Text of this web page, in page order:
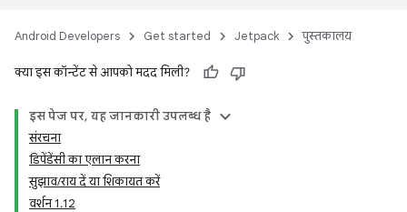
Android Developers Get started Jetpack पुस्तकालय
क्या इस कॉन्टेंट से आपको मदद मिली?
इस पेज पर, यह जानकारी उपलब्ध है
संरचना
डिपेंडेंसी का एलान करना
सुझाव/राय दें या शिकायत करें
वर्शन 1.12